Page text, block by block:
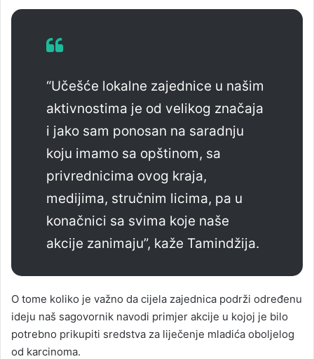
“Učešće lokalne zajednice u našim
aktivnostima je od velikog značaja
i jako sam ponosan na saradnju
koju imamo sa opštinom, sa
privrednicima ovog kraja,
medijima, stručnim licima, pa u
konačnici sa svima koje naše
akcije zanimaju”, kaže Tamindžija.
O tome koliko je važno da cijela zajednica podrži određenu
ideju naš sagovornik navodi primjer akcije u kojoj je bilo
potrebno prikupiti sredstva za liječenje mladića oboljelog
od karcinoma.